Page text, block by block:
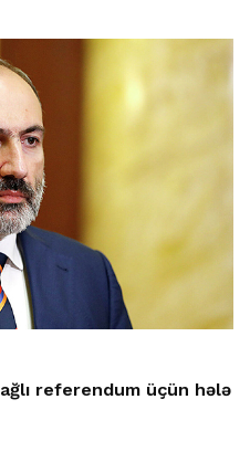
referendum üçün hələ